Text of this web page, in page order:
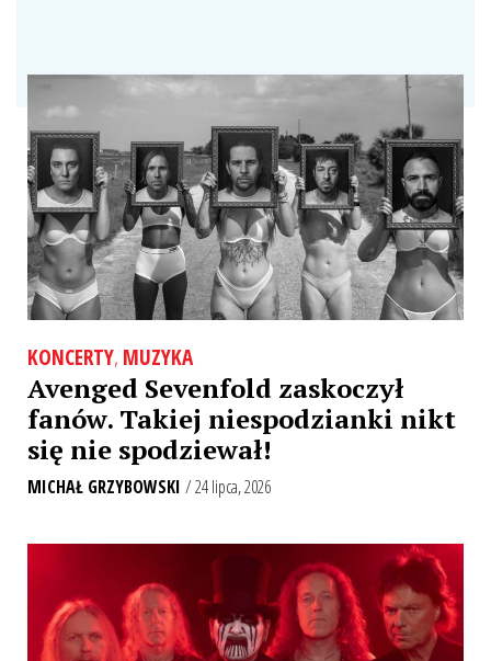
KONCERTY, MUZYKA
Avenged Sevenfold zaskoczył
fanów. Takiej niespodzianki nikt
się nie spodziewał!
MICHAŁ GRZYBOWSKI / 24 lipca, 2026